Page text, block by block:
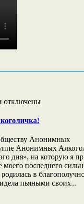
к
Здравствуйте,
Наталья
–
я
алкоголичка!
отключены
Анонимных
Анонимных
дня», на которую я
моего последнего
в
пьяными своих...